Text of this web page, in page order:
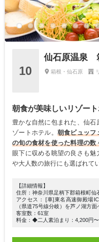
10
仙石原温泉
箱根・仙石原
朝食が美味しいリゾー
豊かな自然に包まれた、仙
ゾートホテル。 朝食ビュッフ
の旬の食材を使った料理の
眼下に収める眺望の良さも
や大人数の旅行にも選ばれて
【詳細情報】
住所：神奈川県足柄下郡箱根町仙
アクセス： [車]東名高速御殿場
（県道75号線分岐）を芦ノ湖方面
客室数：61室
料金：◆二人素泊まり：4,200円